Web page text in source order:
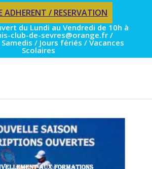
ADHERENT / RESERVATION
du Lundi au Vendredi de 10h à
club-de-sevres@orange.fr /
/ Jours fériés / Vacances
Scolaires